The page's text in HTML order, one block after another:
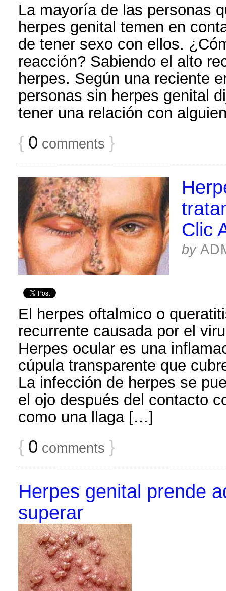
La mayoría de las personas
herpes genital temen en
de tener sexo con ellos.
reacción? Sabiendo el alto
herpes. Según una reciente
personas sin herpes genital
tener una relación con
{ 0 comments }
Clic
by
El herpes oftalmico o
recurrente causada por el
Herpes ocular es una
cúpula transparente que
La infección de herpes se
el ojo después del contacto
como una llaga […]
{ 0 comments }
Herpes genital prende
superar